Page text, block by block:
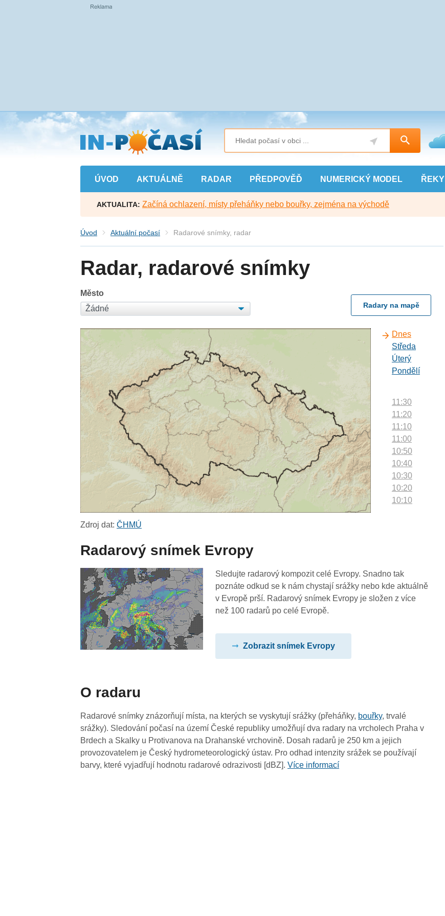
Přejít
na
hlavní
obsah
ÚVOD AKTUÁLNĚ RADAR PŘEDPOVĚĎ NUMERICKÝ MODEL ŘEKY
AKTUALITA: Začíná ochlazení, místy přeháňky nebo bouřky, zejména na východě
Úvod Aktuální počasí Radarové snímky, radar
Radar, radarové snímky
Město
Radary na mapě
Dnes
Středa
Úterý
Pondělí
11:30
11:20
11:10
11:00
10:50
10:40
10:30
10:20
10:10
09:10
09:00
08:50
07:10
07:00
06:50
06:40
Zdroj dat:ČHMÚ
Radarový snímek Evropy
Sledujte radarový kompozit celé Evropy. Snadno tak
poznáte odkud se k nám chystají srážky nebo kde aktuálně
v Evropě prší. Radarový snímek Evropy je složen z více
než 100 radarů po celé Evropě.
Zobrazit snímek Evropy
O radaru
Radarové snímky znázorňují místa, na kterých se vyskytují srážky (přeháňky, bouřky, trvalé
srážky). Sledování počasí na území České republiky umožňují dva radary na vrcholech Praha v
Brdech a Skalky u Protivanova na Drahanské vrchovině. Dosah radarů je 250 km a jejich
provozovatelem je Český hydrometeorologický ústav. Pro odhad intenzity srážek se používají
barvy, které vyjadřují hodnotu radarové odrazivosti [dBZ].Více informací